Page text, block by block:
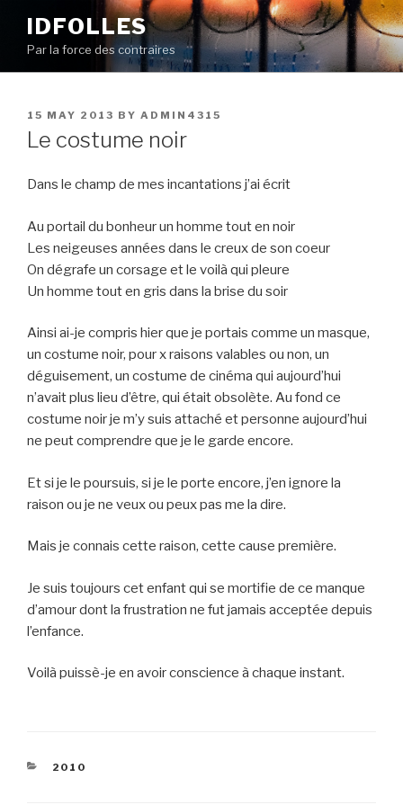
content
IDFOLLES
Par la force des contraires
POSTED
ON
15 MAY 2013 BY ADMIN4315
Le costume noir
Dans le champ de mes incantations j’ai écrit
Au portail du bonheur un homme tout en noir
Les neigeuses années dans le creux de son coeur
On dégrafe un corsage et le voilà qui pleure
Un homme tout en gris dans la brise du soir
Ainsi ai-je compris hier que je portais comme un masque,
un costume noir, pour x raisons valables ou non, un
déguisement, un costume de cinéma qui aujourd’hui
n’avait plus lieu d’être, qui était obsolète. Au fond ce
costume noir je m’y suis attaché et personne aujourd’hui
ne peut comprendre que je le garde encore.
Et si je le poursuis, si je le porte encore, j’en ignore la
raison ou je ne veux ou peux pas me la dire.
Mais je connais cette raison, cette cause première.
Je suis toujours cet enfant qui se mortifie de ce manque
d’amour dont la frustration ne fut jamais acceptée depuis
l’enfance.
Voilà puissè-je en avoir conscience à chaque instant.
CATEGORIES
2010